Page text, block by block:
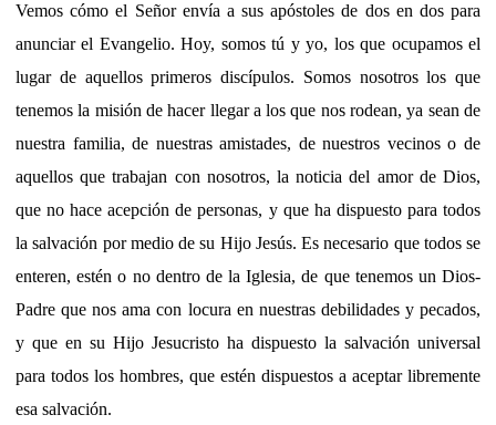
Vemos cómo el Señor envía a sus apóstoles de dos en dos para
anunciar el Evangelio. Hoy, somos tú y yo, los que ocupamos el
lugar de aquellos primeros discípulos. Somos nosotros los que
tenemos la misión de hacer llegar a los que nos rodean, ya sean de
nuestra familia, de nuestras amistades, de nuestros vecinos o de
aquellos que trabajan con nosotros, la noticia del amor de Dios,
que no hace acepción de personas, y que ha dispuesto para todos
la salvación por medio de su Hijo Jesús. Es necesario que todos se
enteren, estén o no dentro de la Iglesia, de que tenemos un Dios-
Padre que nos ama con locura en nuestras debilidades y pecados,
y que en su Hijo Jesucristo ha dispuesto la salvación universal
para todos los hombres, que estén dispuestos a aceptar libremente
esa salvación.